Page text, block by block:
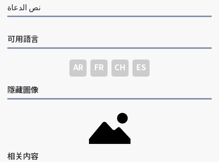
نص الدعاة
可用語言
AR FR CH
ES
隱藏圖像
相关内容